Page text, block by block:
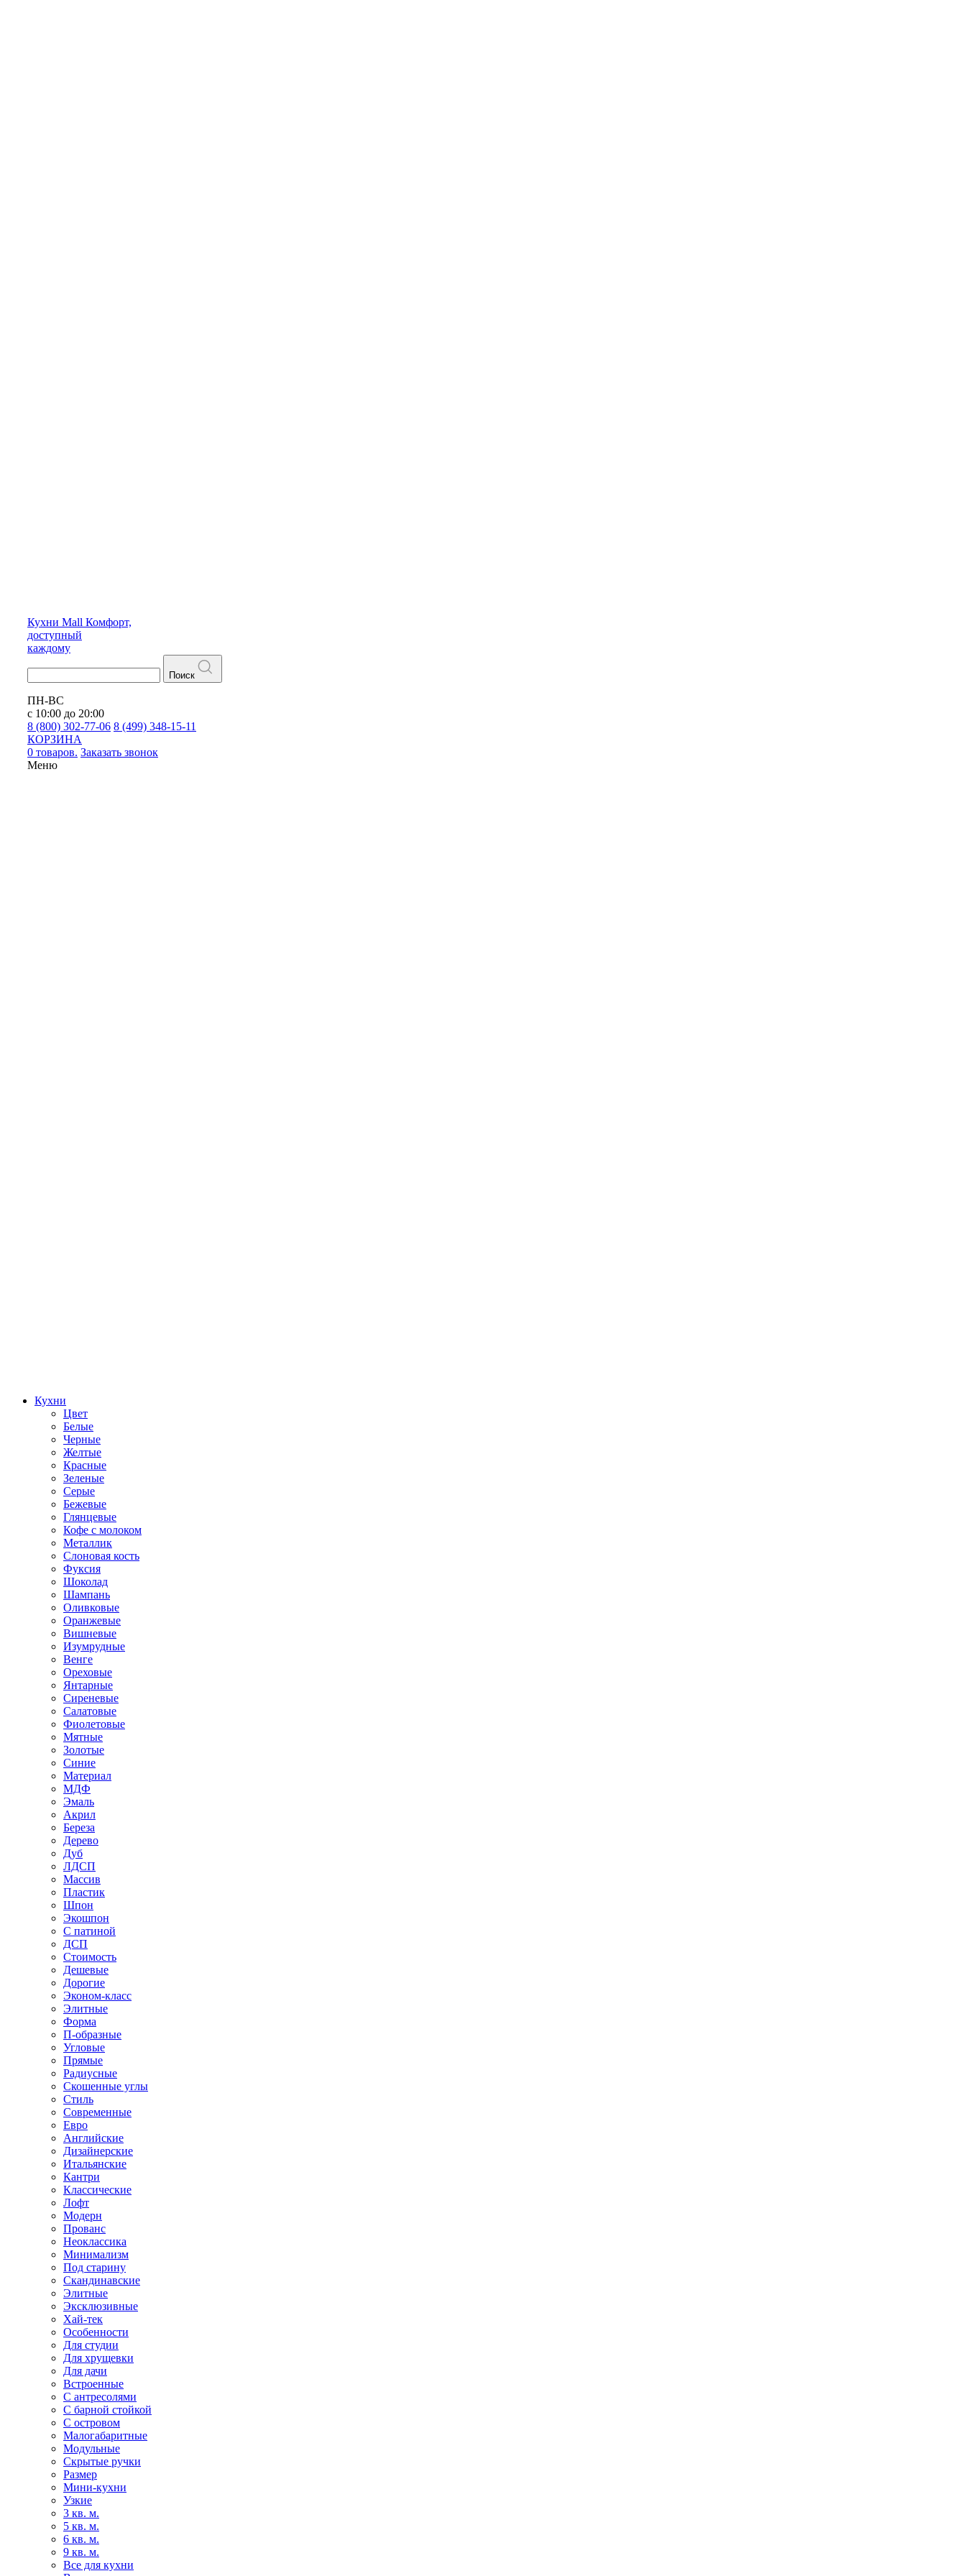
Кухни Mall Комфорт,
доступный
каждому
Поиск
ПН-ВС
с 10:00 до 20:00
8 (800) 302-77-06 8 (499) 348-15-11
КОРЗИНА
0 товаров. Заказать звонок
Меню
Кухни
Цвет
Белые
Черные
Желтые
Красные
Зеленые
Серые
Бежевые
Глянцевые
Кофе с молоком
Металлик
Слоновая кость
Фуксия
Шоколад
Шампань
Оливковые
Оранжевые
Вишневые
Изумрудные
Венге
Ореховые
Янтарные
Сиреневые
Салатовые
Фиолетовые
Мятные
Золотые
Синие
Материал
МДФ
Эмаль
Акрил
Береза
Дерево
Дуб
ЛДСП
Массив
Пластик
Шпон
Экошпон
С патиной
ДСП
Стоимость
Дешевые
Дорогие
Эконом-класс
Элитные
Форма
П-образные
Угловые
Прямые
Радиусные
Скошенные углы
Стиль
Современные
Евро
Английские
Дизайнерские
Итальянские
Кантри
Классические
Лофт
Модерн
Прованс
Неоклассика
Минимализм
Под старину
Скандинавские
Элитные
Эксклюзивные
Хай-тек
Особенности
Для студии
Для хрущевки
Для дачи
Встроенные
С антресолями
С барной стойкой
С островом
Малогабаритные
Модульные
Скрытые ручки
Размер
Мини-кухни
Узкие
3 кв. м.
5 кв. м.
6 кв. м.
9 кв. м.
Все для кухни